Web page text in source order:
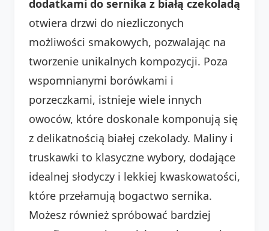
dodatkami do sernika z białą czekoladą
otwiera drzwi do niezliczonych
możliwości smakowych, pozwalając na
tworzenie unikalnych kompozycji. Poza
wspomnianymi borówkami i
porzeczkami, istnieje wiele innych
owoców, które doskonale komponują się
z delikatnością białej czekolady. Maliny i
truskawki to klasyczne wybory, dodające
idealnej słodyczy i lekkiej kwaskowatości,
które przełamują bogactwo sernika.
Możesz również spróbować bardziej